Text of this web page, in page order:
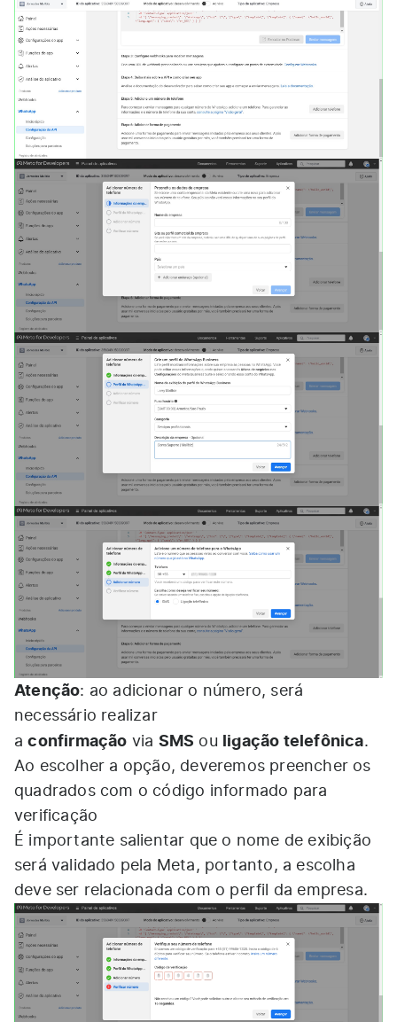
Atenção: ao adicionar o número, será
necessário realizar
aconfirmação via SMS ou ligação telefônica.
Ao escolher a opção, deveremos preencher os
quadrados com o código informado para
verificação
É importante salientar que o nome de exibição
será validado pela Meta, portanto, a escolha
deve ser relacionada com o perfil da empresa.